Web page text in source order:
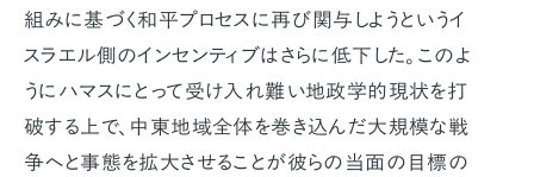
組みに基づく和平プロセスに再び関与しようというイ
スラエル側のインセンティブはさらに低下した。このよ
うにハマスにとって受け入れ難い地政学的現状を打
破する上で、中東地域全体を巻き込んだ大規模な戦
争へと事態を拡大させることが彼らの当面の目標の